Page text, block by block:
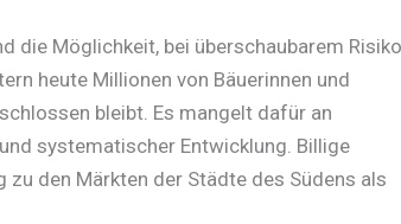
die Möglichkeit, bei überschaubarem Risiko
heute Millionen von Bäuerinnen und
bleibt. Es mangelt dafür an
systematischer Entwicklung. Billige
den Märkten der Städte des Südens als